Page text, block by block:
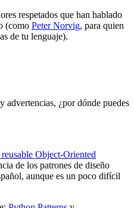
respetados que han hablado
(como Peter Norvig, para quien
de tu lenguaje).
advertencias, ¿por dónde puedes
Object-Oriented
de los patrones de diseño
aunque es un poco difícil